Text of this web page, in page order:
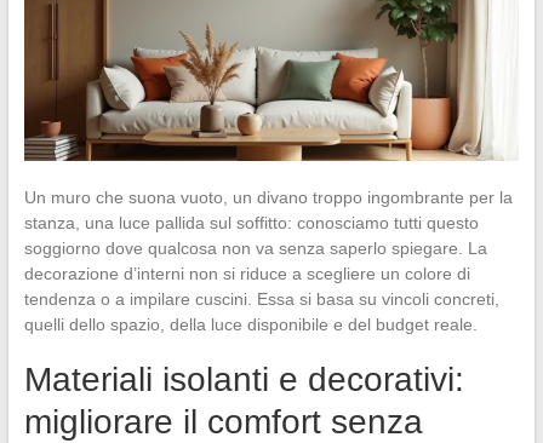
Un muro che suona vuoto, un divano troppo ingombrante per la
stanza, una luce pallida sul soffitto: conosciamo tutti questo
soggiorno dove qualcosa non va senza saperlo spiegare. La
decorazione d’interni non si riduce a scegliere un colore di
tendenza o a impilare cuscini. Essa si basa su vincoli concreti,
quelli dello spazio, della luce disponibile e del budget reale.
Materiali isolanti e decorativi:
migliorare il comfort senza